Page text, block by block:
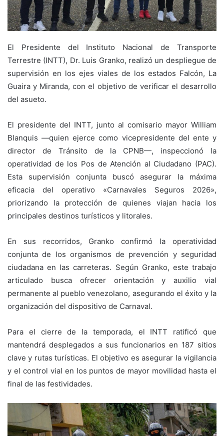
El Presidente del Instituto Nacional de Transporte
Terrestre (INTT), Dr. Luis Granko, realizó un despliegue de
supervisión en los ejes viales de los estados Falcón, La
Guaira y Miranda, con el objetivo de verificar el desarrollo
del asueto.
El presidente del INTT, junto al comisario mayor William
Blanquis —quien ejerce como vicepresidente del ente y
director de Tránsito de la CPNB—, inspeccionó la
operatividad de los Pos de Atención al Ciudadano (PAC).
Esta supervisión conjunta buscó asegurar la máxima
eficacia del operativo «Carnavales Seguros 2026»,
priorizando la protección de quienes viajan hacia los
principales destinos turísticos y litorales.
En sus recorridos, Granko confirmó la operatividad
conjunta de los organismos de prevención y seguridad
ciudadana en las carreteras. Según Granko, este trabajo
articulado busca ofrecer orientación y auxilio vial
permanente al pueblo venezolano, asegurando el éxito y la
organización del dispositivo de Carnaval.
Para el cierre de la temporada, el INTT ratificó que
mantendrá desplegados a sus funcionarios en 187 sitios
clave y rutas turísticas. El objetivo es asegurar la vigilancia
y el control vial en los puntos de mayor movilidad hasta el
final de las festividades.